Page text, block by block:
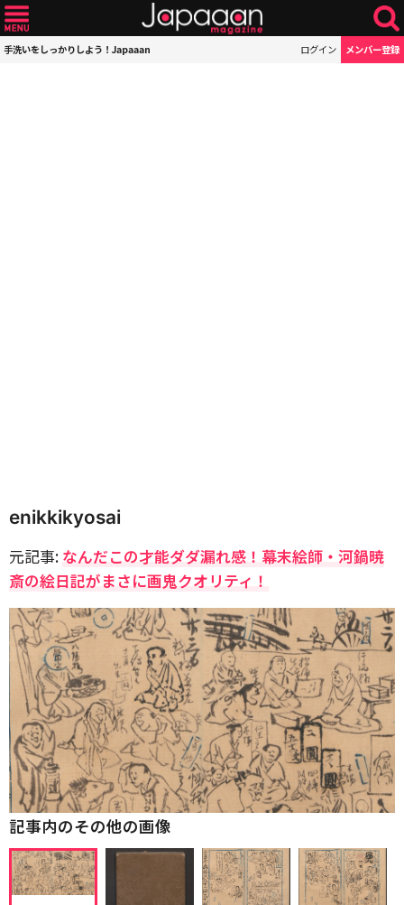
手洗いをしっかりしよう！Japaaan ログイン メンバー登録
enikkikyosai
元記事: なんだこの才能ダダ漏れ感！幕末絵師・河鍋暁
斎の絵日記がまさに画鬼クオリティ！
記事内のその他の画像